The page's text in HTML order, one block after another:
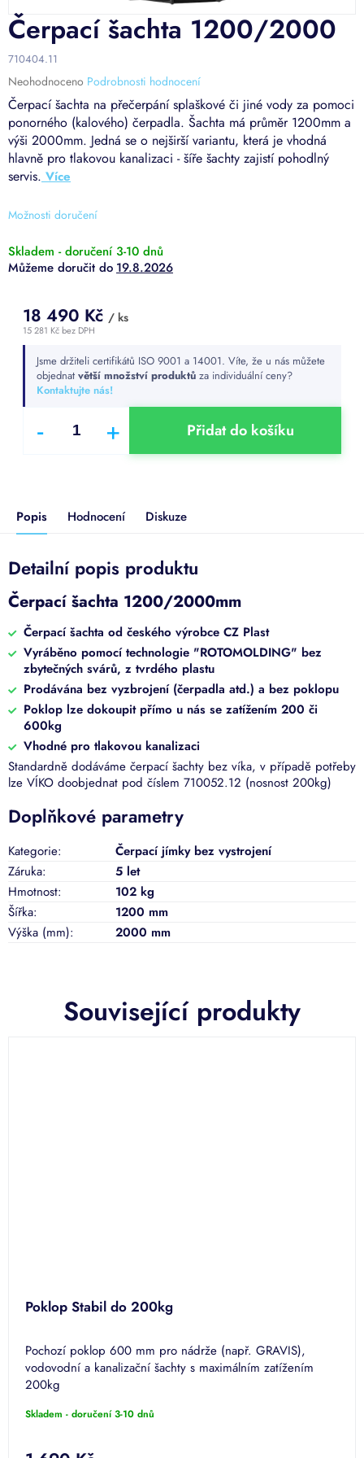
Možnosti doručení
Čerpací šachta na přečerpání splaškové či jiné vody za pomoci
ponorného (kalového) čerpadla. Šachta má průměr 1200mm a
výši 2000mm. Jedná se o nejširší variantu, která je vhodná
hlavně pro tlakovou kanalizaci - šíře šachty zajistí pohodlný
servis.
Čerpací šachta 1200/2000
710404.11
Průměrné
hodnocení
produktu
je
0,0
z
5
Neohodnoceno Podrobnosti hodnocení
Skladem - doručení 3-10 dnů
19.8.2026
18 490 Kč / ks
15 281 Kč bez DPH
cena:Jsme držiteli certifikátů ISO 9001 a 14001. Víte, že u nás můžete
objednat větší množství produktů za individuální ceny?
Kontaktujte nás!
Přidat do košíku
Související produkty
Poklop Stabil do 200kg
Pochozí poklop 600 mm pro nádrže (např. GRAVIS),
vodovodní a kanalizační šachty s maximálním zatížením
200kg
Skladem - doručení 3-10 dnů
Popis Hodnocení Diskuze
Detailní popis produktu
Čerpací šachta 1200/2000mm
Čerpací šachta od českého výrobce CZ Plast
Vyráběno pomocí technologie "ROTOMOLDING" bez
zbytečných svárů, z tvrdého plastu
Prodávána bez vyzbrojení (čerpadla atd.) a bez poklopu
Poklop lze dokoupit přímo u nás se zatížením 200 či
600kg
Vhodné pro tlakovou kanalizaci
Standardně dodáváme čerpací šachty bez víka, v případě potřeby
lze VÍKO doobjednat pod číslem 710052.12 (nosnost 200kg)
Doplňkové parametry
Kategorie:
Čerpací jímky bez vystrojení
Záruka:
5 let
Hmotnost:
102 kg
Šířka:
1200 mm
Výška (mm): 2000 mm